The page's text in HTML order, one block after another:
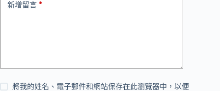
新增留言 *
將我的姓名、電子郵件和網站保存在此瀏覽器中，以便